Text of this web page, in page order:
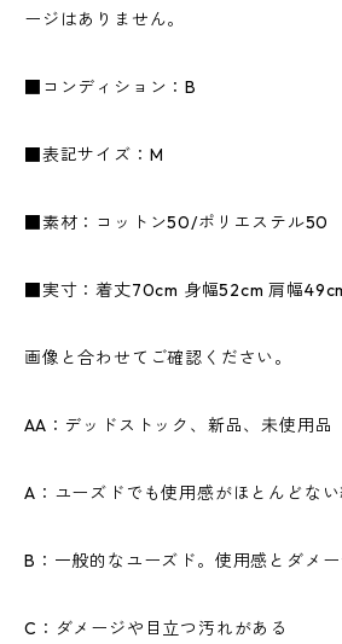
ージはありません。
■コンディション：B
■表記サイズ：M
■素材：コットン50/ポリエステル50
■実寸：着丈70cm 身幅52cm 肩幅
画像と合わせてご確認ください。
AA：デッドストック、新品、未使用品
A：ユーズドでも使用感がほとんどな
B：一般的なユーズド。使用感とダメ
C：ダメージや目立つ汚れがある